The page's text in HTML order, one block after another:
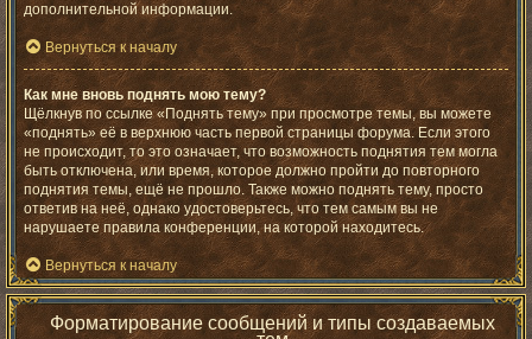
дополнительной информации.
Вернуться к началу
Как мне вновь поднять мою тему?
Щёлкнув по ссылке «Поднять тему» при просмотре темы, вы можете
«поднять» её в верхнюю часть первой страницы форума. Если этого
не происходит, то это означает, что возможность поднятия тем могла
быть отключена, или время, которое должно пройти до повторного
поднятия темы, ещё не прошло. Также можно поднять тему, просто
ответив на неё, однако удостоверьтесь, что тем самым вы не
нарушаете правила конференции, на которой находитесь.
Вернуться к началу
Форматирование сообщений и типы создаваемых